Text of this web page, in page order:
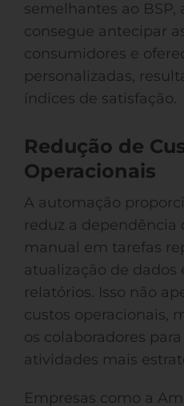
semelhantes ao BSP,
consegue antecipar
consumidores e
personalizadas,
índices de satisfação.
Redução de
Operacionais
A automação
reduz a dependência
manual em tarefas
atualização de dados
relatórios. Isso não
custos operacionais,
os colaboradores
atividades mais
Empresas como a